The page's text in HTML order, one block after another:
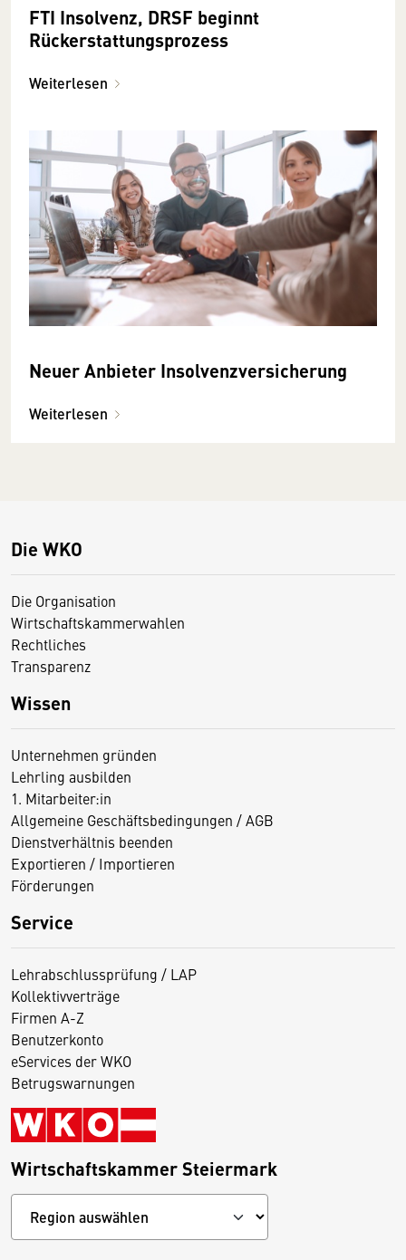
FTI Insolvenz, DRSF beginnt
Rückerstattungsprozess
Weiterlesen
Neuer Anbieter Insolvenzversicherung
Weiterlesen
Die WKO
Die Organisation
Wirtschaftskammerwahlen
Rechtliches
Transparenz
Wissen
Unternehmen gründen
Lehrling ausbilden
1. Mitarbeiter:in
Allgemeine Geschäftsbedingungen / AGB
Dienstverhältnis beenden
Exportieren / Importieren
Förderungen
Service
Lehrabschlussprüfung / LAP
Kollektivverträge
Firmen A-Z
Benutzerkonto
eServices der WKO
Betrugswarnungen
Wirtschaftskammer Steiermark